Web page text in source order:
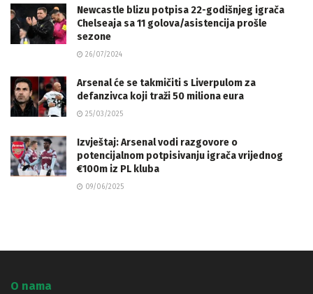
Newcastle blizu potpisa 22-godišnjeg igrača
Chelseaja sa 11 golova/asistencija prošle
sezone
26/07/2024
Arsenal će se takmičiti s Liverpulom za
defanzivca koji traži 50 miliona eura
25/03/2025
Izvještaj: Arsenal vodi razgovore o
potencijalnom potpisivanju igrača vrijednog
€100m iz PL kluba
09/06/2025
O nama